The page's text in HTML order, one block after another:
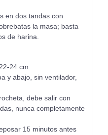
en dos tandas con
la masa; basta
de harina.
24 cm.
y abajo, sin ventilador,
debe salir con
nunca completamente
15 minutos antes